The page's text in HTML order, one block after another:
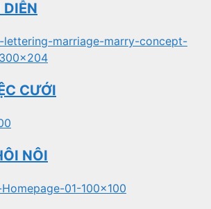
DIỄN
CƯỚI
NÔI